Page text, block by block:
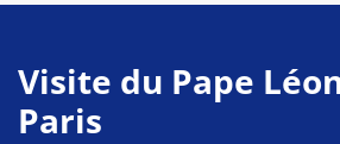
Visite du Pape
Paris